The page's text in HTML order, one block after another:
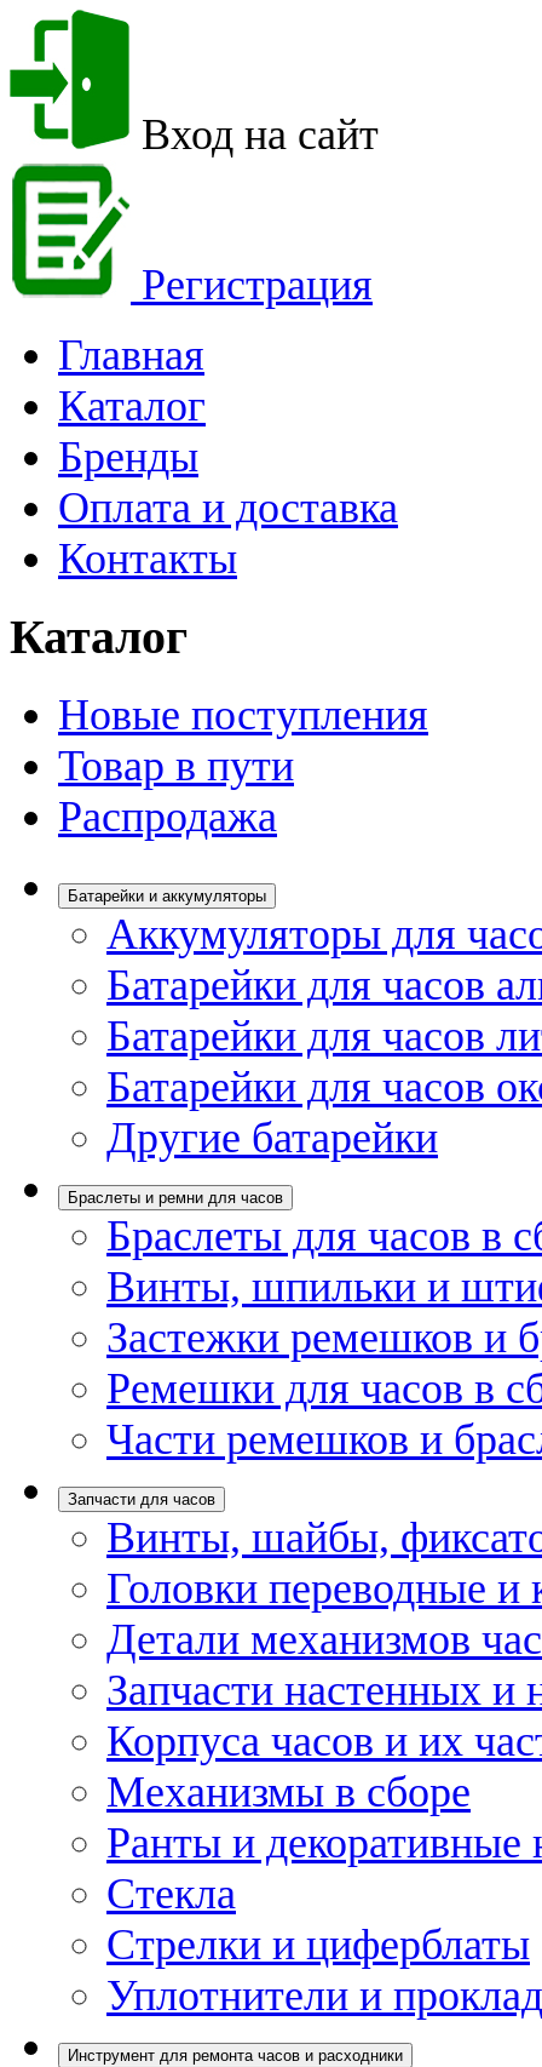
Вход на сайт
Регистрация
Главная
Каталог
Бренды
Оплата и доставка
Контакты
Каталог
Новые поступления
Товар в пути
Распродажа
Батарейки и аккумуляторы
Аккумуляторы для
Батарейки для часов
Батарейки для часов
Батарейки для часов
Другие батарейки
Браслеты и ремни для часов
Браслеты для часов в
Винты, шпильки и
Застежки ремешков и
Ремешки для часов в
Части ремешков и
Запчасти для часов
Винты, шайбы,
Головки переводные и
Детали механизмов
Запчасти настенных и
Корпуса часов и их
Механизмы в сборе
Ранты и декоративные
Стекла
Стрелки и циферблаты
Уплотнители и
Инструмент для ремонта часов и расходники